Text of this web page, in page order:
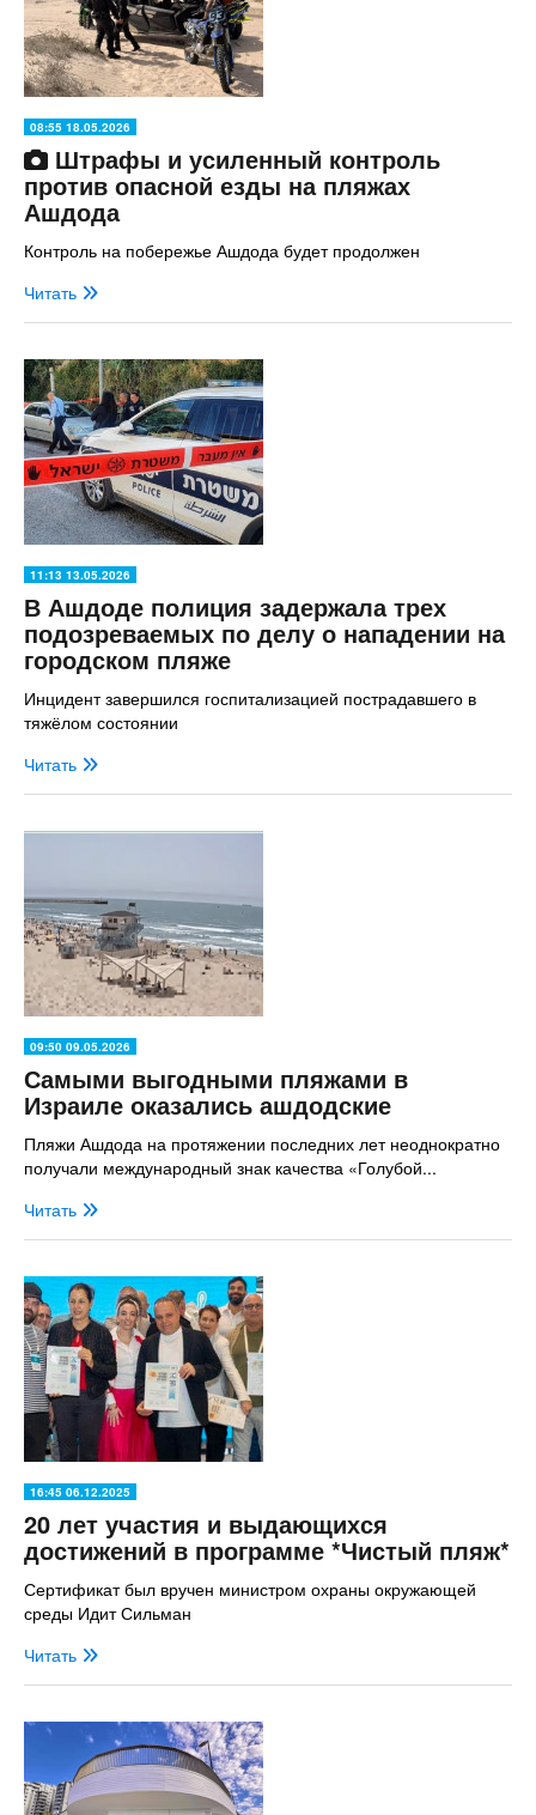
08:55 18.05.2026
Штрафы и усиленный контроль
против опасной езды на пляжах
Ашдода
Контроль на побережье Ашдода будет продолжен
Читать
11:13 13.05.2026
В Ашдоде полиция задержала трех
подозреваемых по делу о нападении на
городском пляже
Инцидент завершился госпитализацией пострадавшего в
тяжёлом состоянии
Читать
09:50 09.05.2026
Самыми выгодными пляжами в
Израиле оказались ашдодские
Пляжи Ашдода на протяжении последних лет неоднократно
получали международный знак качества «Голубой...
Читать
16:45 06.12.2025
20 лет участия и выдающихся
достижений в программе *Чистый пляж*
Сертификат был вручен министром охраны окружающей
среды Идит Сильман
Читать